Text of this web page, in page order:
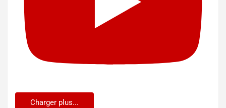
Charger plus...